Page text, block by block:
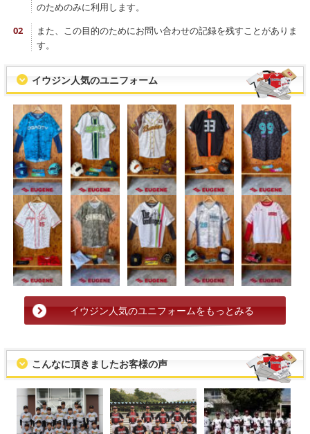
のためのみに利用します。
また、この目的のためにお問い合わせの記録を残すことがありま
す。
イウジン人気のユニフォーム
イウジン人気のユニフォームをもっとみる
こんなに頂きましたお客様の声